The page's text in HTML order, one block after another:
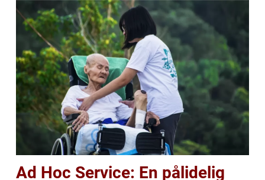
Ad Hoc Service: En pålidelig